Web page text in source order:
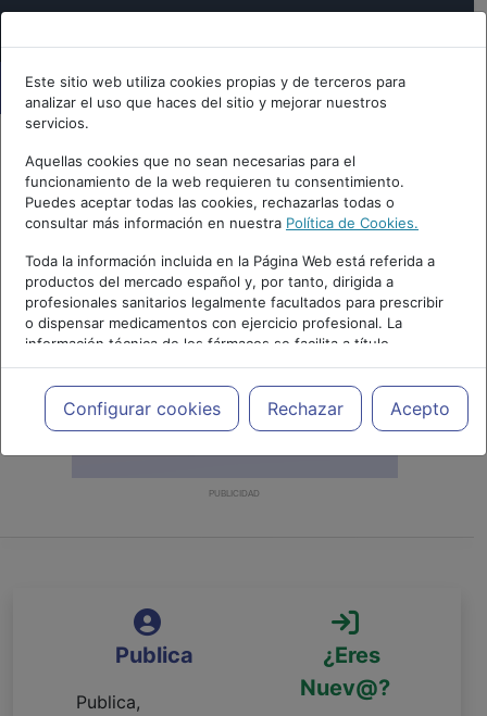
Este sitio web utiliza cookies propias y de terceros para
analizar el uso que haces del sitio y mejorar nuestros
servicios.
Aquellas cookies que no sean necesarias para el
funcionamiento de la web requieren tu consentimiento.
Puedes aceptar todas las cookies, rechazarlas todas o
consultar más información en nuestra Política de Cookies.
Toda la información incluida en la Página Web está referida a
productos del mercado español y, por tanto, dirigida a
profesionales sanitarios legalmente facultados para prescribir
o dispensar medicamentos con ejercicio profesional. La
información técnica de los fármacos se facilita a título
meramente informativo, siendo responsabilidad de los
profesionales facultados prescribir medicamentos y decidir, en
cada caso concreto, el tratamiento más adecuado a las
necesidades del paciente.
Configurar cookies Rechazar Acepto
PUBLICIDAD
Publica
Publica,
¿Eres
Nuev@?